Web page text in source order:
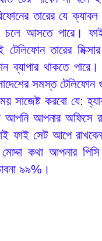
তারের যে
চলে আসতে পারে।
তারের
ব্যাপার থাকতে
সমস্ত
সাজেষ্ট করবো যে:
আপনার অফিসে
ফাই সেট আপে রাখবেন
মোদ্দা কথা আপনার
৯৯%।